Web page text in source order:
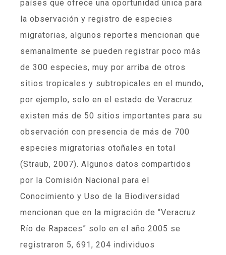
países que ofrece una oportunidad única para
la observación y registro de especies
migratorias, algunos reportes mencionan que
semanalmente se pueden registrar poco más
de 300 especies, muy por arriba de otros
sitios tropicales y subtropicales en el mundo,
por ejemplo, solo en el estado de Veracruz
existen más de 50 sitios importantes para su
observación con presencia de más de 700
especies migratorias otoñales en total
(Straub, 2007). Algunos datos compartidos
por la Comisión Nacional para el
Conocimiento y Uso de la Biodiversidad
mencionan que en la migración de “Veracruz
Río de Rapaces” solo en el año 2005 se
registraron 5, 691, 204 individuos